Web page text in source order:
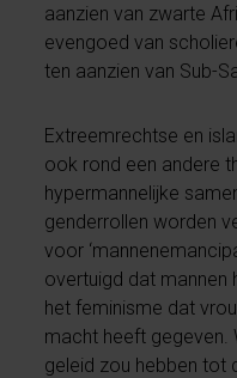
aanzien van zwarte
evengoed van
ten aanzien van Sub-
Extreemrechtse en
ook rond een andere
hypermannelijke
genderrollen worden
voor
overtuigd dat mannen
het feminisme dat
macht heeft gegeven.
geleid zou hebben tot